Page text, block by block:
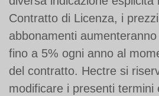
Contratto di Licenza, i
abbonamenti
fino a 5% ogni anno al
del contratto. Hectre si
modificare i presenti termini